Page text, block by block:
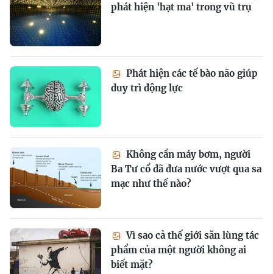
phát hiện 'hạt ma' trong vũ trụ
Phát hiện các tế bào não giúp
duy trì động lực
Không cần máy bơm, người
Ba Tư cổ đã đưa nước vượt qua sa
mạc như thế nào?
Vì sao cả thế giới săn lùng tác
phẩm của một người không ai
biết mặt?